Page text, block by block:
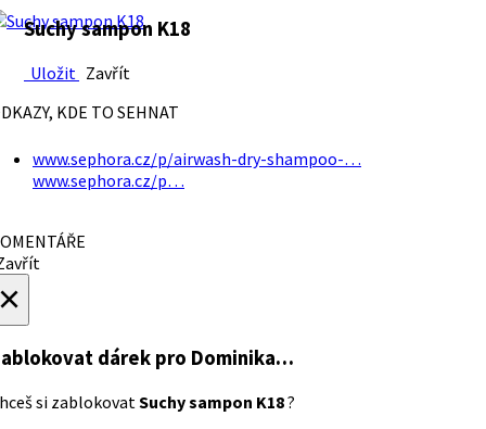
Suchy sampon K18
Uložit Zavřít
KDE TO SEHNAT
www.sephora.cz/p/airwash-dry-shampoo-…
www.sephora.cz/p…
dárek pro Dominika…
si zablokovatSuchy sampon K18?